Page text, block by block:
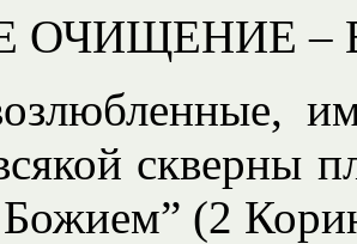
ОЧИЩЕНИЕ –
скверны
Божием” (2